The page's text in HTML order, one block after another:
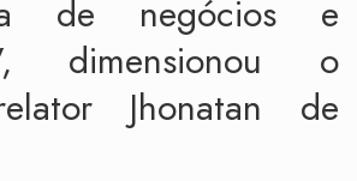
de negócios e
dimensionou o
Jhonatan de